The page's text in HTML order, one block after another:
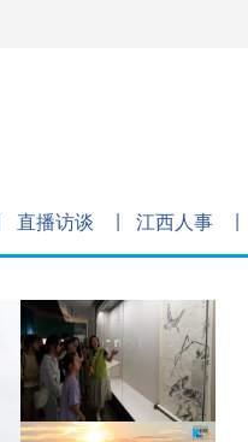
直播访谈 江西人事